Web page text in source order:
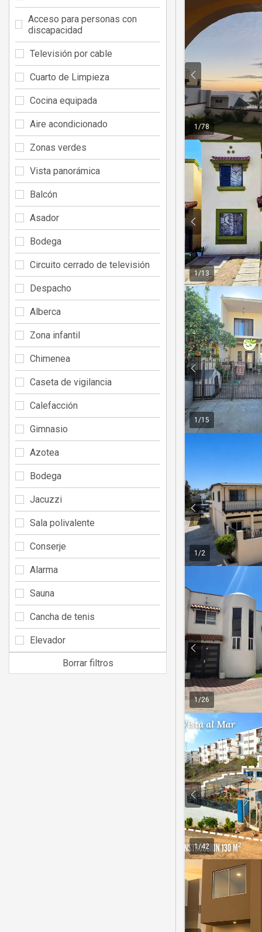
1 /78
1/13
1 /15
1 /2
1/26
1/42
Acceso para personas con
discapacidad
Televisión por cable
Cuarto de Limpieza
Cocina equipada
Aire acondicionado
Zonas verdes
Vista panorámica
Balcón
Asador
Bodega
Circuito cerrado de televisión
Despacho
Alberca
Zona infantil
Chimenea
Caseta de vigilancia
Calefacción
Gimnasio
Azotea
Bodega
Jacuzzi
Sala polivalente
Conserje
Alarma
Sauna
Cancha de tenis
Elevador
Borrar filtros